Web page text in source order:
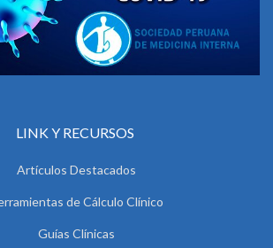
LINK Y RECURSOS
Artículos Destacados
de Cálculo Clínico
Guías Clínicas